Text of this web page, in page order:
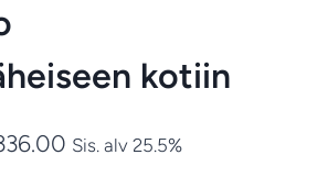
kotiin
Hintaluokka:
Sis. alv 25.5%